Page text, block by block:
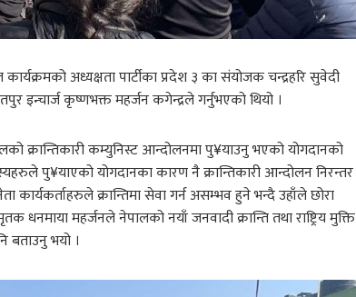
अध्यक्षता पार्टीका प्रदेश ३ का संयोजक चन्द्रहरि सुवेदी
इन्चार्ज कृष्णभक्त महर्जन कगेन्द्रले गर्नुभएको थियो ।
क्रान्तिकारी कम्युनिस्ट आन्दोलनमा पु¥याउनु भएको योगदानको
पु¥याएको योगदानका कारण नै क्रान्तिकारी आन्दोलन निरन्तर
कार्यकर्ताहरुले क्रान्तिमा सेवा गर्न असम्भव हुने भन्दै उहाँले छोरा
धनमाया महर्जनले नेपालको नयाँ जनवादी क्रान्ति तथा राष्ट्रिय मुक्ति
बताउनु भयो ।